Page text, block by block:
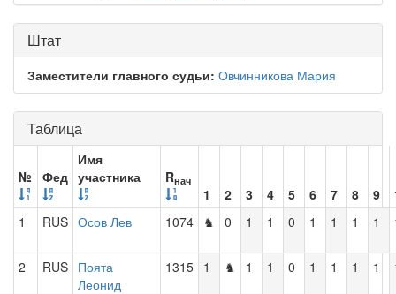
Штат
Заместители главного судьи: Овчинникова Мария
Таблица
№ Фед
Имя
участника
Rнач
1 2 3 4 5 6 7 8 9
1
RUS Осов Лев 1074 ♞ 0 1 1 0 1 1 1 1
2 RUS Поята
Леонид
1315 1 ♞ 1 1 0 1 1 1 1